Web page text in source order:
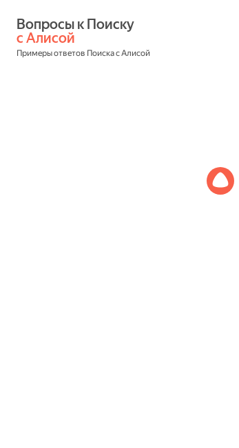
с Алисой
Примеры ответов Поиска с Алисой